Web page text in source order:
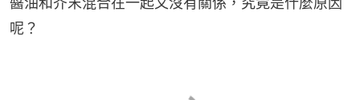
呢？